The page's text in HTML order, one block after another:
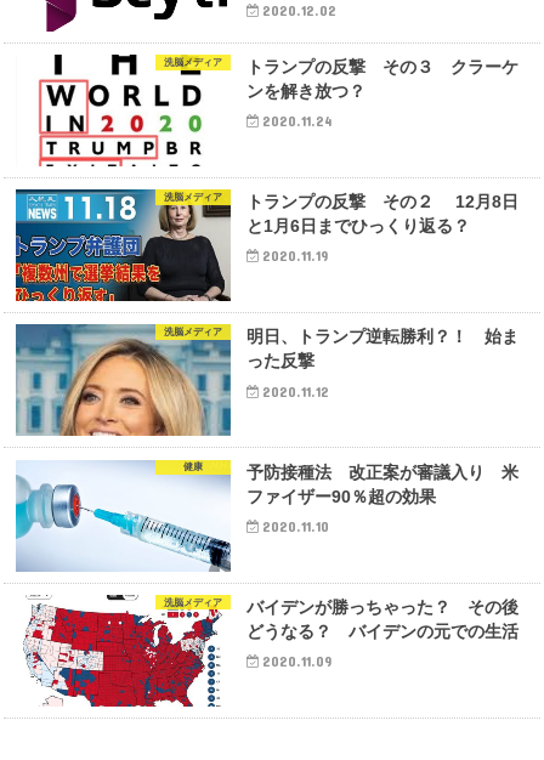
2020.12.02
洗脳メディア
トランプの反撃 その３ クラーケ
ンを解き放つ？
2020.11.24
洗脳メディア
トランプの反撃 その２ 12月8日
と1月6日までひっくり返る？
2020.11.19
洗脳メディア
明日、トランプ逆転勝利？！ 始ま
った反撃
2020.11.12
健康
予防接種法 改正案が審議入り 米
ファイザー90％超の効果
2020.11.10
洗脳メディア
バイデンが勝っちゃった？ その後
どうなる？ バイデンの元での生活
2020.11.09